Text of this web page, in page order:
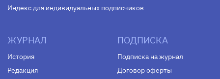
Индекс для индивидуальных подписчиков
ЖУРНАЛ
История
Редакция
ПОДПИСКА
Подписка на журнал
Договор оферты